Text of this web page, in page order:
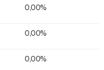
0,00%
0,00%
0,00%